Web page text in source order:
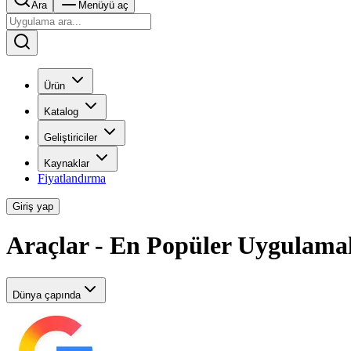
Ara Menüyü aç
Ürün
Katalog
Geliştiriciler
Kaynaklar
Fiyatlandırma
Giriş yap
Araçlar - En Popüler
Dünya çapında